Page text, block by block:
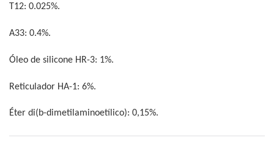
T12: 0.025%.
A33: 0.4%.
Óleo de silicone HR-3: 1%.
Reticulador HA-1: 6%.
Éter di(b-dimetilaminoetílico): 0,15%.